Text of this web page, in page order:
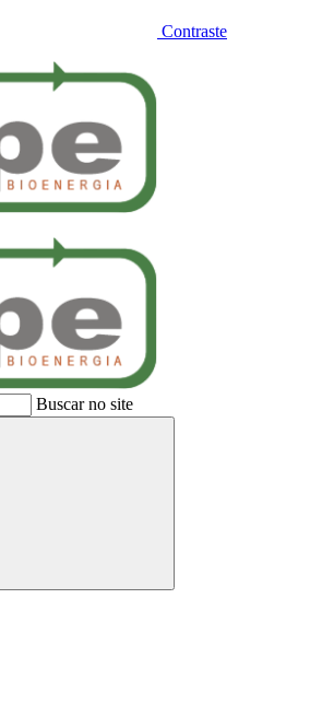
Contraste
Buscar no site
Buscar